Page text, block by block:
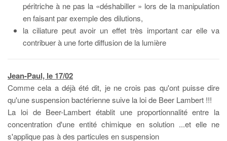
péritriche à ne pas la «déshabiller » lors de la manipulation
en faisant par exemple des dilutions,
la ciliature peut avoir un effet très important car elle va
contribuer à une forte diffusion de la lumière
Jean-Paul, le 17/02
Comme cela a déjà été dit, je ne crois pas qu'ont puisse dire
qu'une suspension bactérienne suive la loi de Beer Lambert !!!
La loi de Beer-Lambert établit une proportionnalité entre la
concentration d'une entité chimique en solution ...et elle ne
s'applique pas à des particules en suspension